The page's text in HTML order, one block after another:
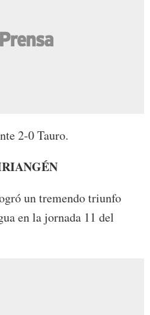
2-0 Tauro.
un tremendo triunfo
en la jornada 11 del